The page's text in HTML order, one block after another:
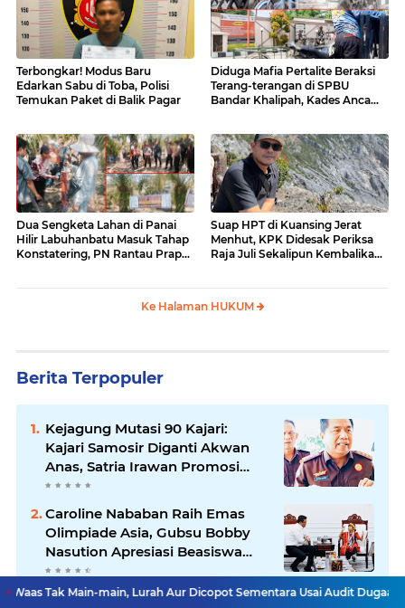
Terbongkar! Modus Baru
Edarkan Sabu di Toba, Polisi
Temukan Paket di Balik Pagar
Diduga Mafia Pertalite Beraksi
Terang-terangan di SPBU
Bandar Khalipah, Kades Ancam
Dua Sengketa Lahan di Panai
Hilir Labuhanbatu Masuk Tahap
Konstatering, PN Rantau Prapat
Suap HPT di Kuansing Jerat
Menhut, KPK Didesak Periksa
Raja Juli Sekalipun Kembalikan
Ke Halaman HUKUM
Berita Terpopuler
Kejagung Mutasi 90 Kajari:
Kajari Samosir Diganti Akwan
Anas, Satria Irawan Promosi
Kemana?
Caroline Nababan Raih Emas
Olimpiade Asia, Gubsu Bobby
Nasution Apresiasi Beasiswa
dan Bimbel
Pemprov Sumut Ambil Alih Eks
main, Lurah Aur Dicopot Sementara Usai Audit Dugaan Pungli